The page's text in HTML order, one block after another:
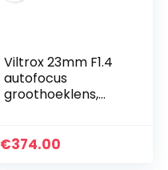
Viltrox 23mm F1.4
autofocus
groothoeklens,
mount spiegelloze
€374.00